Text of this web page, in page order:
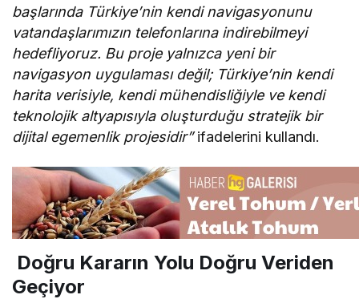
başlarında Türkiye’nin kendi navigasyonunu
vatandaşlarımızın telefonlarına indirebilmeyi
hedefliyoruz. Bu proje yalnızca yeni bir
navigasyon uygulaması değil; Türkiye’nin kendi
harita verisiyle, kendi mühendisliğiyle ve kendi
teknolojik altyapısıyla oluşturduğu stratejik bir
dijital egemenlik projesidir”ifadelerini kullandı.
Doğru Kararın Yolu Doğru Veriden
Geçiyor